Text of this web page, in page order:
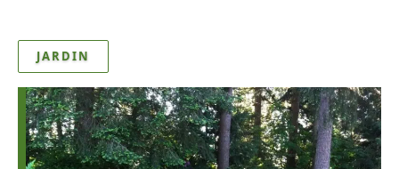
JARDIN